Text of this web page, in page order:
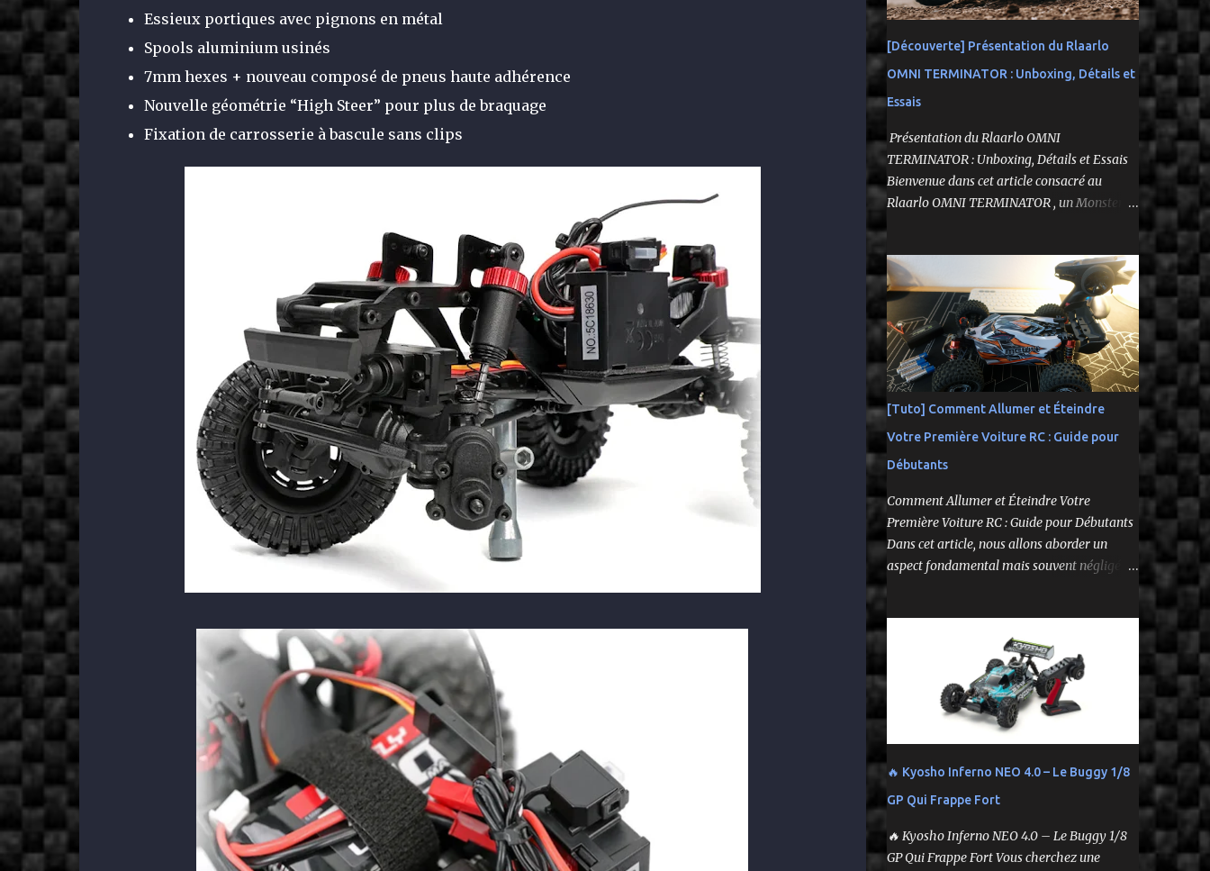
Essieux portiques avec pignons en métal
Spools aluminium usinés
7mm hexes + nouveau composé de pneus haute adhérence
Nouvelle géométrie “High Steer” pour plus de braquage
Fixation de carrosserie à bascule sans clips
[Découverte] Présentation du Rlaarlo
OMNI TERMINATOR : Unboxing, Détails et
Essais
Présentation du Rlaarlo OMNI
TERMINATOR : Unboxing, Détails et Essais
Bienvenue dans cet article consacré au
Rlaarlo OMNI TERMINATOR , un Monster
ses caractéristiques détaillées, les essais
pratiques, et bien sûr, une conclusion sur ses
performances et sa valeur. Ce modèle se
distingue par son prix attractif et ses
fonctionnalités intéressantes, et nous allons
examiner tout cela en profondeur. ---------
-------------------------------- Lien
affilié Aliexpress 👉​
https://s.click.aliexpress.com/e/_c3IM84VZ --
---------------------------------------
[Tuto] Comment Allumer et Éteindre
Votre Première Voiture RC : Guide pour
Débutants
Comment Allumer et Éteindre Votre
Première Voiture RC : Guide pour Débutants
Dans cet article, nous allons aborder un
aspect fondamental mais souvent négligé de
l'utilisation de votre voiture
l'éteindre correctement. Cela peut sembler
simple, mais une procédure incorrecte peut
entraîner des problèmes et gâcher votre
expérience. Suivez ces étapes pour vous
assurer que tout fonctionne sans accroc.
🔥 Kyosho Inferno NEO 4.0 – Le Buggy 1/8
GP Qui Frappe Fort
🔥 Kyosho Inferno NEO 4.0 – Le Buggy 1/8
GP Qui Frappe Fort Vous cherchez une